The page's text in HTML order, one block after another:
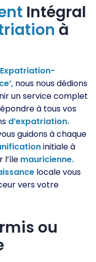
Intégral
à
nous nous dédions
un service complet
à tous vos
d’expatriation.
guidons à chaque
initiale à
l’île mauricienne.
locale vous
vers votre
ou